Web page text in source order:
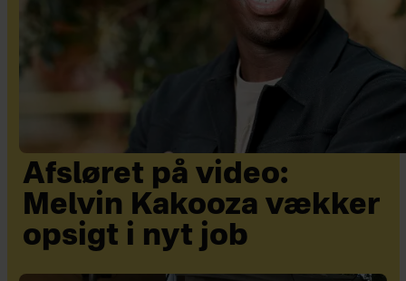
Afsløret på video:
Melvin Kakooza vækker
opsigt i nyt job